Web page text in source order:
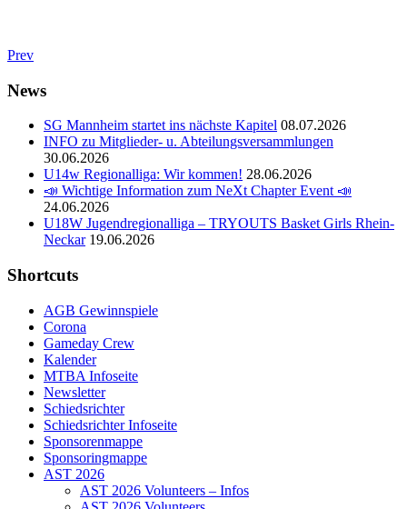
Prev
News
SG Mannheim startet ins nächste Kapitel 08.07.2026
INFO zu Mitglieder- u. Abteilungsversammlungen
30.06.2026
U14w Regionalliga: Wir kommen! 28.06.2026
📣 Wichtige Information zum NeXt Chapter Event 📣
24.06.2026
U18W Jugendregionalliga – TRYOUTS Basket Girls Rhein-
Neckar 19.06.2026
Shortcuts
AGB Gewinnspiele
Corona
Gameday Crew
Kalender
MTBA Infoseite
Newsletter
Schiedsrichter
Schiedsrichter Infoseite
Sponsorenmappe
Sponsoringmappe
AST 2026
AST 2026 Volunteers – Infos